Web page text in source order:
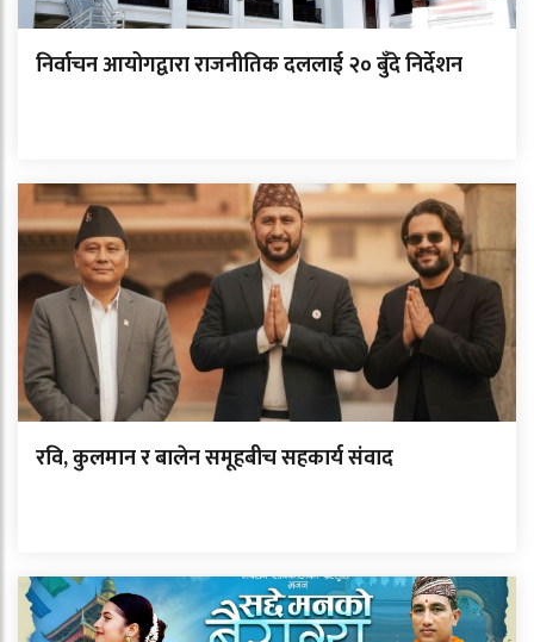
निर्वाचन आयोगद्वारा राजनीतिक दललाई २० बुँदे निर्देशन
रवि, कुलमान र बालेन समूहबीच सहकार्य संवाद